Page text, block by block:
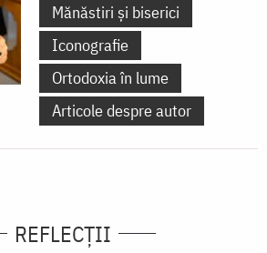
Mănăstiri și biserici
Iconografie
Ortodoxia în lume
Articole despre autor
REFLECȚII